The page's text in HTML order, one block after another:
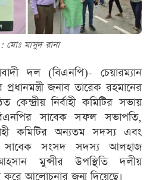
: মোঃ মাসুদ রানা
দল (বিএনপি)- চেয়ারম্যান
জনাব তারেক রহমানের
কেন্দ্রীয় নির্বাহী কমিটির সভায়
সাবেক সফল সভাপতি,
কমিটির অন্যতম সদস্য এবং
সাবেক সংসদ সদস্য আলহাজ
মুন্সীর উপস্থিতি দলীয়
করে আলোচনার জন্ম দিয়েছে।